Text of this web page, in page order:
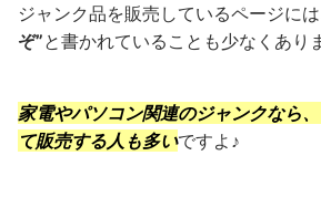
ジャンク品を販売しているページには
ぞ”と書かれていることも少なくあり
家電やパソコン関連のジャンクなら
て販売する人も多いですよ♪